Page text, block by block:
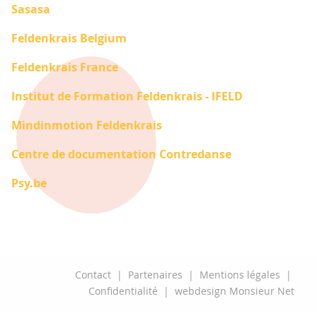
Sasasa
Feldenkrais Belgium
Feldenkrais France
Institut de Formation Feldenkrais - IFELD
Mindinmotion Feldenkrais
Centre de documentation Contredanse
Psy.be
Contact | Partenaires | Mentions légales |
Confidentialité | webdesign Monsieur Net